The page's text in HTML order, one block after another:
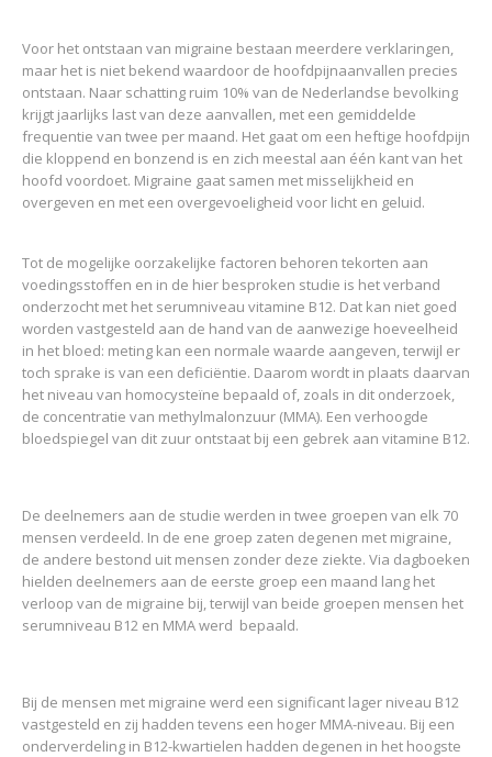
Voor het ontstaan van migraine bestaan meerdere verklaringen,
maar het is niet bekend waardoor de hoofdpijnaanvallen precies
ontstaan. Naar schatting ruim 10% van de Nederlandse bevolking
krijgt jaarlijks last van deze aanvallen, met een gemiddelde
frequentie van twee per maand. Het gaat om een heftige hoofdpijn
die kloppend en bonzend is en zich meestal aan één kant van het
hoofd voordoet. Migraine gaat samen met misselijkheid en
overgeven en met een overgevoeligheid voor licht en geluid.
Tot de mogelijke oorzakelijke factoren behoren tekorten aan
voedingsstoffen en in de hier besproken studie is het verband
onderzocht met het serumniveau vitamine B12. Dat kan niet goed
worden vastgesteld aan de hand van de aanwezige hoeveelheid
in het bloed: meting kan een normale waarde aangeven, terwijl er
toch sprake is van een deficiëntie. Daarom wordt in plaats daarvan
het niveau van homocysteïne bepaald of, zoals in dit onderzoek,
de concentratie van methylmalonzuur (MMA). Een verhoogde
bloedspiegel van dit zuur ontstaat bij een gebrek aan vitamine B12.
De deelnemers aan de studie werden in twee groepen van elk 70
mensen verdeeld. In de ene groep zaten degenen met migraine,
de andere bestond uit mensen zonder deze ziekte. Via dagboeken
hielden deelnemers aan de eerste groep een maand lang het
verloop van de migraine bij, terwijl van beide groepen mensen het
serumniveau B12 en MMA werd bepaald.
Bij de mensen met migraine werd een significant lager niveau B12
vastgesteld en zij hadden tevens een hoger MMA-niveau. Bij een
onderverdeling in B12-kwartielen hadden degenen in het hoogste